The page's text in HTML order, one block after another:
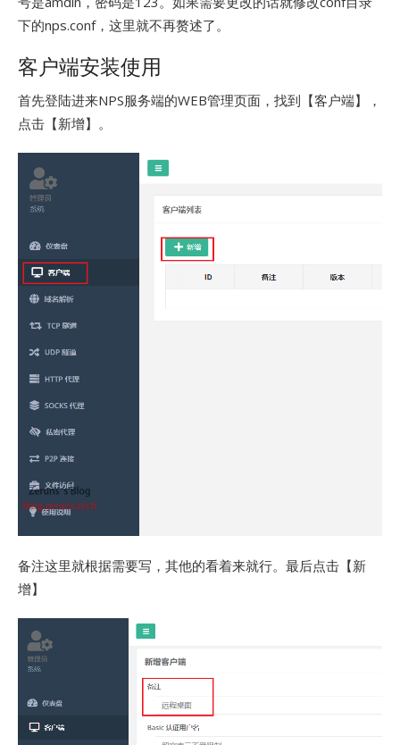
下的nps.conf，这里就不再赘述了。
客户端安装使用
首先登陆进来NPS服务端的WEB管理页面，找到【客户端】，
点击【新增】。
备注这里就根据需要写，其他的看着来就行。最后点击【新
增】